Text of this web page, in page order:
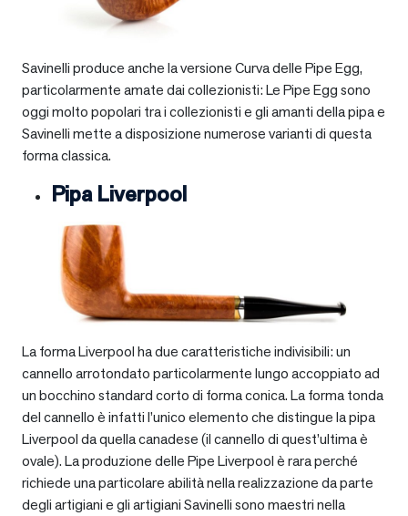
Savinelli produce anche la versione Curva delle Pipe Egg,
particolarmente amate dai collezionisti: Le Pipe Egg sono
oggi molto popolari tra i collezionisti e gli amanti della pipa e
Savinelli mette a disposizione numerose varianti di questa
forma classica.
Pipa Liverpool
La forma Liverpool ha due caratteristiche indivisibili: un
cannello arrotondato particolarmente lungo accoppiato ad
un bocchino standard corto di forma conica. La forma tonda
del cannello è infatti l’unico elemento che distingue la pipa
Liverpool da quella canadese (il cannello di quest’ultima è
ovale). La produzione delle Pipe Liverpool è rara perché
richiede una particolare abilità nella realizzazione da parte
degli artigiani e gli artigiani Savinelli sono maestri nella